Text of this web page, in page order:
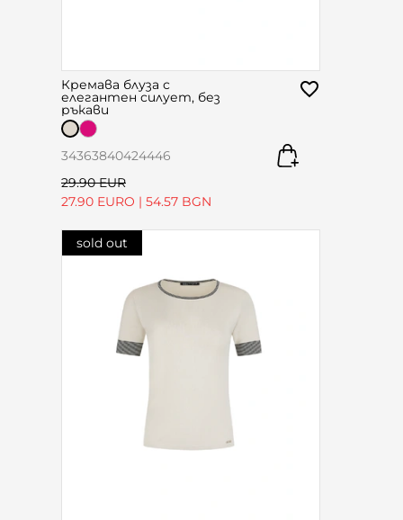
Кремава блуза с
елегантен силует, без
ръкави
34363840424446
29.90 EUR
27.90 EURO | 54.57 BGN
sold out